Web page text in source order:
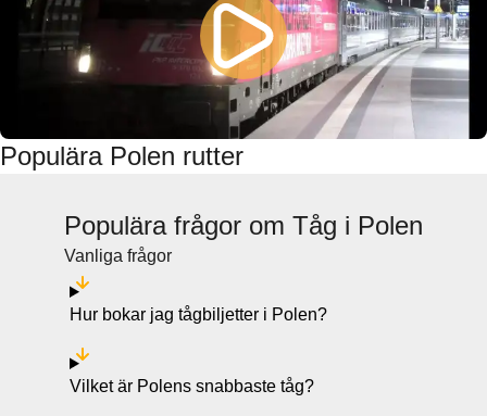
Populära Polen rutter
Populära frågor om Tåg i Polen
Vanliga frågor
Hur bokar jag tågbiljetter i Polen?
Vilket är Polens snabbaste tåg?